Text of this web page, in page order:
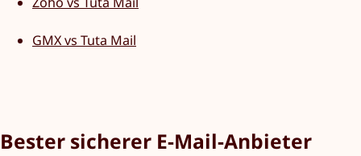
GMX vs Tuta Mail
Bester sicherer E-Mail-Anbieter